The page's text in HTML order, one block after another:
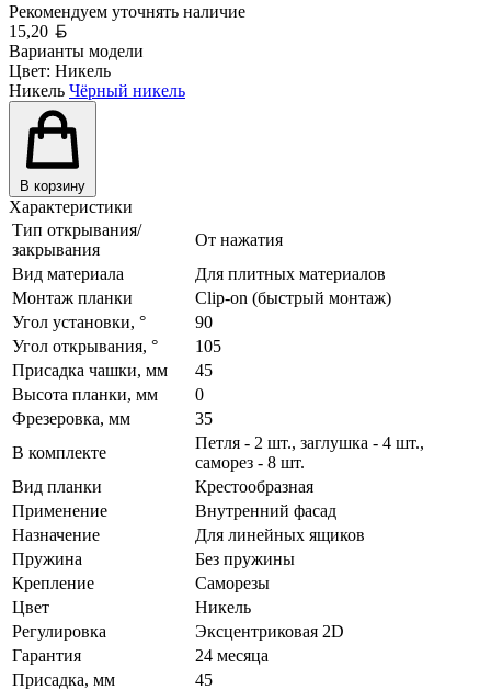
Рекомендуем уточнять наличие
15,20
Варианты модели
Цвет: Никель
Никель Чёрный никель
В корзину
Характеристики
Тип открывания/
закрывания
От нажатия
Вид материала
Для плитных материалов
Монтаж планки
Clip-on (быстрый монтаж)
Угол установки, °
90
Угол открывания, °
105
Присадка чашки, мм
45
Высота планки, мм
0
Фрезеровка, мм
35
В комплекте
Петля - 2 шт., заглушка - 4 шт.,
саморез - 8 шт.
Вид планки
Крестообразная
Применение
Внутренний фасад
Назначение
Для линейных ящиков
Пружина
Без пружины
Крепление
Саморезы
Цвет
Никель
Регулировка
Эксцентриковая 2D
Гарантия
24 месяца
Присадка, мм
45